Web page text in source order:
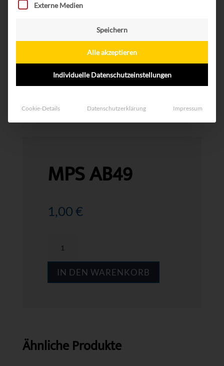
MPS AB49
1,00€
Menge
IN DEN WARENKORB
Ähnliche Produkte
Externe Medien
Speichern
Alle akzeptieren
Individuelle Datenschutzeinstellungen
Cookie-Details Datenschutzerklärung Impressum